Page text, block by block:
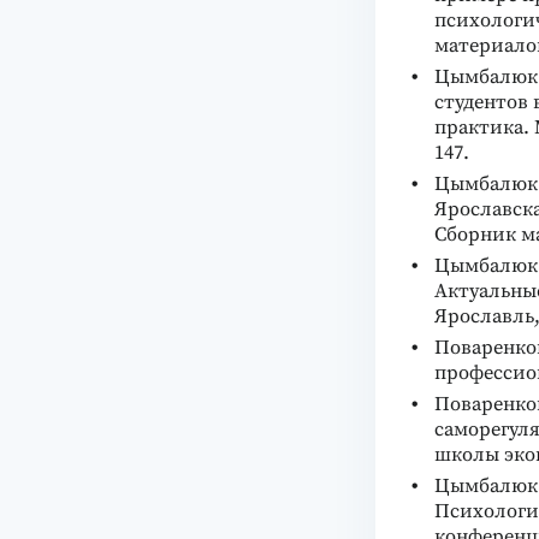
Цымбалюк
студентов
практика.
147.
Цымбалюк
Сборник
Цымбалюк
школы
Цымбалюк